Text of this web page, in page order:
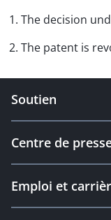
1. The decision
2. The patent is
Soutien
Centre de
Emploi et